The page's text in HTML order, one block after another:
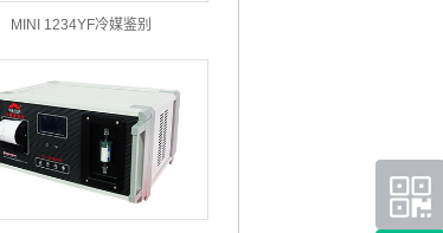
MINI 1234YF冷媒鉴别